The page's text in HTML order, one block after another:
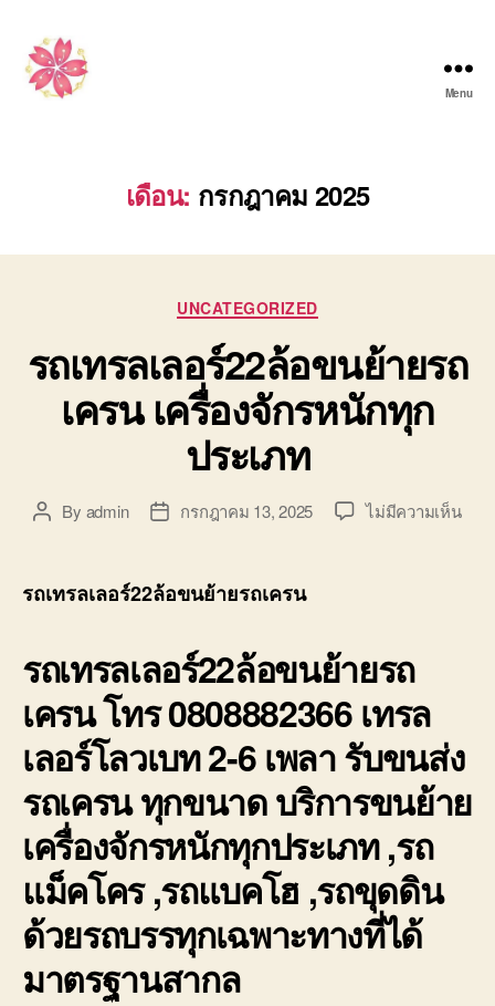
กล
รับ
งาน
Menu
เดือน: กรกฎาคม 2025
Categories
UNCATEGORIZED
รถเทรลเลอร์22ล้อขนย้ายรถ
เครน เครื่องจักรหนักทุก
ประเภท
PostBy admin
Postกรกฎาคม 13, 2025 ไม่มีความเห็นบน
หนัก
ทุก
ประ
รถเทรลเลอร์22ล้อขนย้ายรถเครน
รถเทรลเลอร์22ล้อขนย้ายรถ
เครน โทร 0808882366 เทรล
เลอร์โลวเบท 2-6 เพลา รับขนส่ง
รถเครน ทุกขนาด บริการขนย้าย
เครื่องจักรหนักทุกประเภท ,รถ
แม็คโคร ,รถแบคโฮ ,รถขุดดิน
ด้วยรถบรรทุกเฉพาะทางที่ได้
มาตรฐานสากล